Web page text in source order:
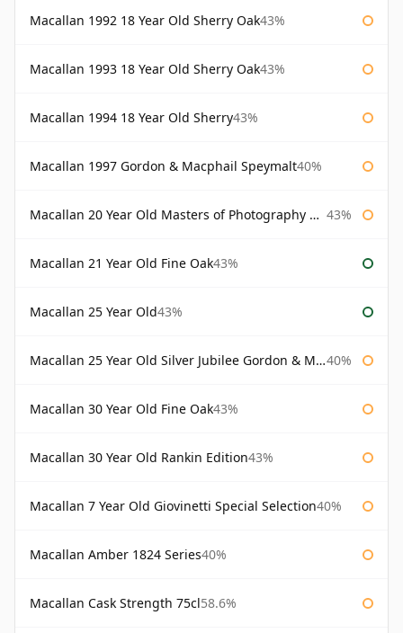
Macallan 1992 18 Year Old Sherry Oak43%
Macallan 1993 18 Year Old Sherry Oak43%
Macallan 1994 18 Year Old Sherry43%
Macallan 1997 Gordon & Macphail Speymalt40%
Macallan 20 Year Old Masters of Photography Albert Watson 43%
Macallan 21 Year Old Fine Oak43%
Macallan 25 Year Old43%
Macallan 25 Year Old Silver Jubilee Gordon & Macphail 40%
Macallan 30 Year Old Fine Oak43%
Macallan 30 Year Old Rankin Edition43%
Macallan 7 Year Old Giovinetti Special Selection40%
Macallan Amber 1824 Series40%
Macallan Cask Strength 75cl58.6%